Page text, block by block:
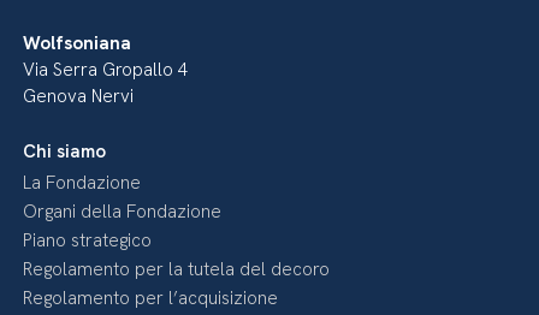
Wolfsoniana
Via Serra Gropallo 4
Genova Nervi
Chi siamo
La Fondazione
Organi della Fondazione
Piano strategico
Regolamento per la tutela del decoro
Regolamento per l’acquisizione